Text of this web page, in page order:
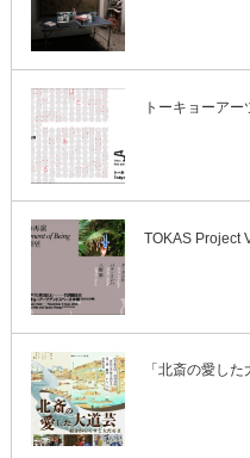
トーキョーア
TOKAS Project
「北斎の愛し